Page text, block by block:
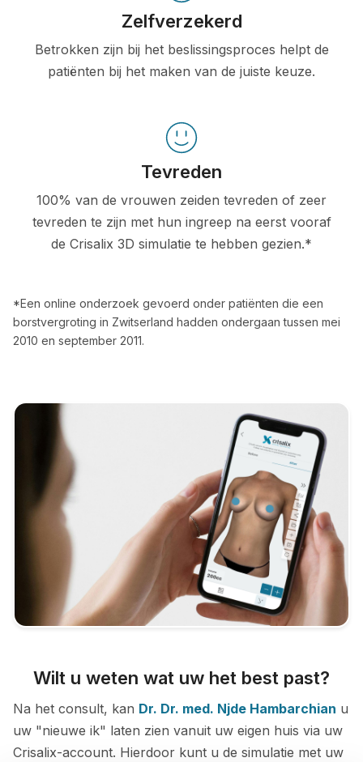
Zelfverzekerd
Betrokken zijn bij het beslissingsproces helpt de
patiënten bij het maken van de juiste keuze.
Tevreden
100% van de vrouwen zeiden tevreden of zeer
tevreden te zijn met hun ingreep na eerst vooraf
de Crisalix 3D simulatie te hebben gezien.*
*Een online onderzoek gevoerd onder patiënten die een
borstvergroting in Zwitserland hadden ondergaan tussen mei
2010 en september 2011.
Wilt u weten wat uw het best past?
Na het consult, kan Dr. Dr. med. Njde Hambarchian u
uw "nieuwe ik" laten zien vanuit uw eigen huis via uw
Crisalix-account. Hierdoor kunt u de simulatie met uw